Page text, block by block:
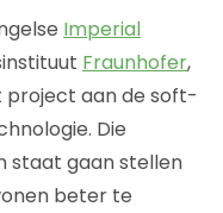
Imperial
Fraunhofer,
project aan de soft-
Die
staat gaan stellen
beter te